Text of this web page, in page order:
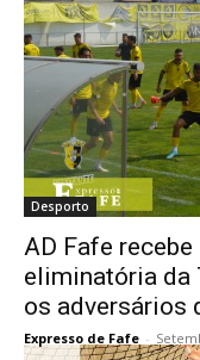
Desporto
AD Fafe recebe
eliminatória da
os adversários
Expresso de Fafe -